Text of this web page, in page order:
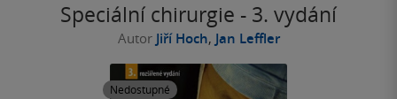
Speciální chirurgie - 3. vydání
Autor Jiří Hoch, Jan Leffler
Nedostupné